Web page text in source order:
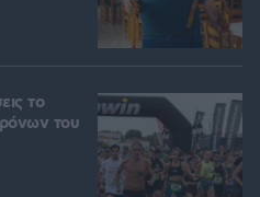
το
του